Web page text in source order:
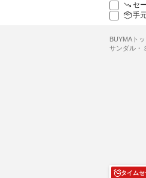
セ
手
BUYMAト
サンダル・
タイムセ